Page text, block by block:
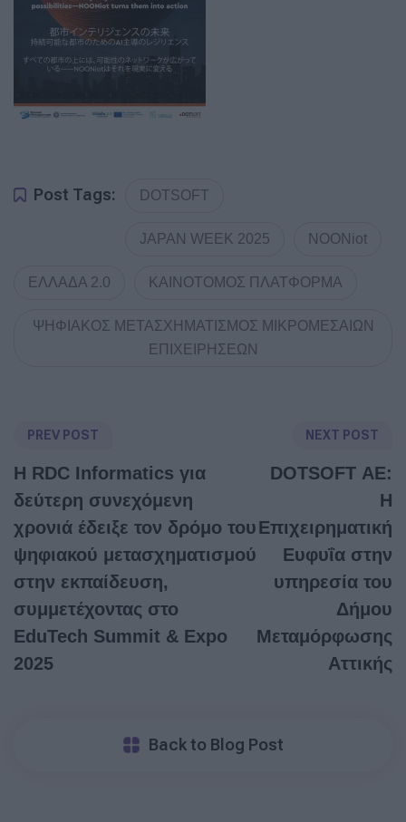
Post Tags: DOTSOFT
JAPAN WEEK 2025 NOONiot
ΕΛΛΑΔΑ 2.0 ΚΑΙΝΟΤΟΜΟΣ ΠΛΑΤΦΟΡΜΑ
ΨΗΦΙΑΚΟΣ ΜΕΤΑΣΧΗΜΑΤΙΣΜΟΣ ΜΙΚΡΟΜΕΣΑΙΩΝ
ΕΠΙΧΕΙΡΗΣΕΩΝ
PREV POST
Η RDC Informatics για
δεύτερη συνεχόμενη
χρονιά έδειξε τον δρόμο του
ψηφιακού μετασχηματισμού
στην εκπαίδευση,
συμμετέχοντας στο
EduTech Summit & Expo
2025
NEXT POST
DOTSOFT ΑΕ:
Η
Επιχειρηματική
Ευφυΐα στην
υπηρεσία του
Δήμου
Μεταμόρφωσης
Αττικής
Back to Blog Post